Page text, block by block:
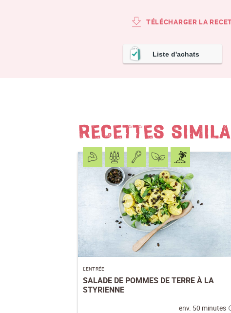
TÉLÉCHARGER LA
Liste d'achats
RECETTES
L’ENTRÉE
SALADE DE POMMES DE TERRE À LA
STYRIENNE
env. 50 minutes